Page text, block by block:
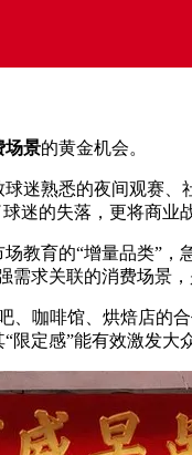
场景‌的黄金机会。
迷熟悉的夜间观赛
迷的失落，更将商
场教育的“增量品类”
求关联的消费场景，
、咖啡馆、烘焙店的
定感”能有效激发大